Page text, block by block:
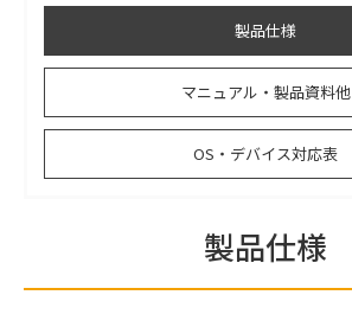
製品仕様
マニュアル・製品資料他
OS・デバイス対応表
製品仕様